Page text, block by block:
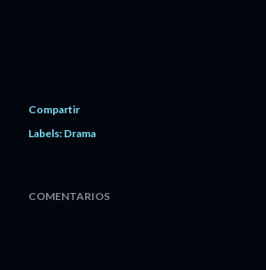
Compartir
Labels: Drama
COMENTARIOS